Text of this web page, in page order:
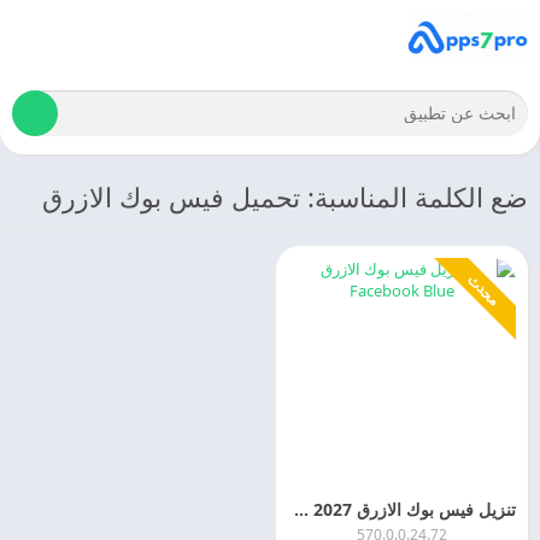
ضع الكلمة المناسبة: تحميل فيس بوك الازرق
محدث
تنزيل فيس بوك الازرق 2027 Facebook Blue APK اخر اصدار
570.0.0.24.72